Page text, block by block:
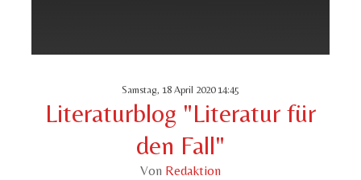
Samstag, 18 April 2020 14:45
Literaturblog "Literatur für
den Fall"
Von Redaktion